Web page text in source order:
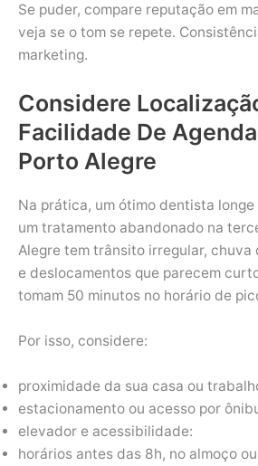
Se puder, compare reputação em
veja se o tom se repete.
marketing.
Considere
Facilidade De
Porto Alegre
Na prática, um ótimo dentista
um tratamento abandonado na
Alegre tem trânsito irregular, chuva
e deslocamentos que parecem
tomam 50 minutos no horário de
Por isso, considere:
proximidade da sua casa ou
estacionamento ou acesso por
elevador e acessibilidade:
horários antes das 8h, no almoço